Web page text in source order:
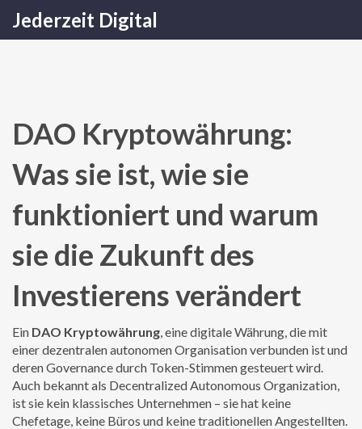
Jederzeit Digital
DAO Kryptowährung:
Was sie ist, wie sie
funktioniert und warum
sie die Zukunft des
Investierens verändert
Ein DAO Kryptowährung,eine digitale Währung, die mit
einer dezentralen autonomen Organisation verbunden ist und
deren Governance durch Token-Stimmen gesteuert wird.
Auch bekannt als Decentralized Autonomous Organization,
ist sie kein klassisches Unternehmen – sie hat keine
Chefetage, keine Büros und keine traditionellen Angestellten.